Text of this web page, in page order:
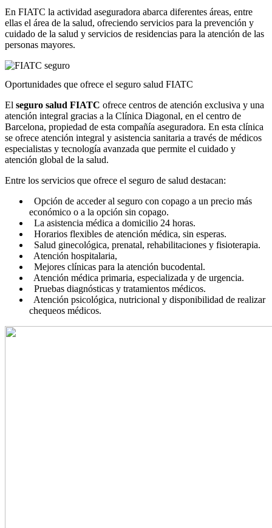
En FIATC la actividad aseguradora abarca diferentes áreas, entre
ellas el área de la salud, ofreciendo servicios para la prevención y
cuidado de la salud y servicios de residencias para la atención de las
personas mayores.
Oportunidades que ofrece el seguro salud FIATC
El seguro salud FIATC ofrece centros de atención exclusiva y una
atención integral gracias a la Clínica Diagonal, en el centro de
Barcelona, propiedad de esta compañía aseguradora. En esta clínica
se ofrece atención integral y asistencia sanitaria a través de médicos
especialistas y tecnología avanzada que permite el cuidado y
atención global de la salud.
Entre los servicios que ofrece el seguro de salud destacan:
Opción de acceder al seguro con copago a un precio más
económico o a la opción sin copago.
La asistencia médica a domicilio 24 horas.
Horarios flexibles de atención médica, sin esperas.
Salud ginecológica, prenatal, rehabilitaciones y fisioterapia.
Atención hospitalaria,
Mejores clínicas para la atención bucodental.
Atención médica primaria, especializada y de urgencia.
Pruebas diagnósticas y tratamientos médicos.
Atención psicológica, nutricional y disponibilidad de realizar
chequeos médicos.